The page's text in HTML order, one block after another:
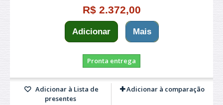
R$ 2.372,00
Adicionar Mais
Pronta entrega
Adicionar à Lista de
presentes
Adicionar à comparação